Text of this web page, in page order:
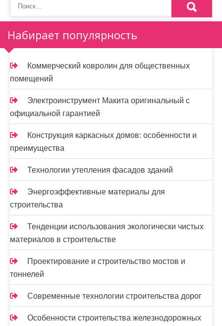
Набирает популярность
Коммерческий ковролин для общественных
помещений
Электроинструмент Макита оригинальный с
официальной гарантией
Конструкция каркасных домов: особенности и
преимущества
Технологии утепления фасадов зданий
Энергоэффективные материалы для
строительства
Тенденции использования экологически чистых
материалов в строительстве
Проектирование и строительство мостов и
тоннелей
Современные технологии строительства дорог
Особенности строительства железнодорожных